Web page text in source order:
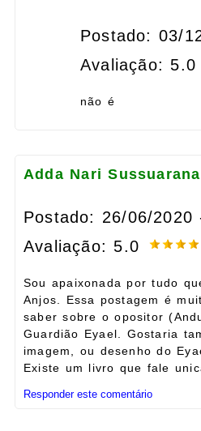
Postado: 03/
Avaliação: 5.0
não é
Adda Nari Sussuarana
Postado: 26/06/2020
Avaliação: 5.0
Sou apaixonada por tudo
Anjos. Essa postagem é
saber sobre o opositor
Guardião Eyael. Gostaria
imagem, ou desenho do
Existe um livro que fale
Responder este comentário